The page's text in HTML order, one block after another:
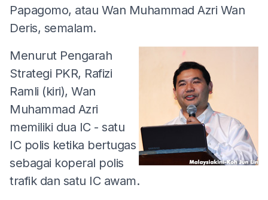
Papagomo, atau Wan Muhammad Azri Wan
Deris, semalam.
Menurut Pengarah
Strategi PKR, Rafizi
Ramli (kiri), Wan
Muhammad Azri
memiliki dua IC - satu
IC polis ketika bertugas
sebagai koperal polis
trafik dan satu IC awam.